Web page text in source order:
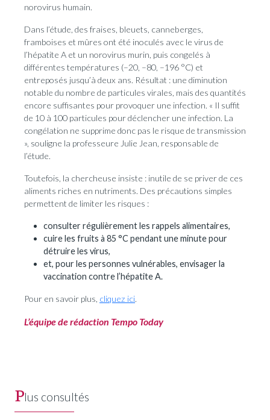
norovirus humain.
Dans l’étude, des fraises, bleuets, canneberges,
framboises et mûres ont été inoculés avec le virus de
l’hépatite A et un norovirus murin, puis congelés à
différentes températures (–20, –80, –196 °C) et
entreposés jusqu’à deux ans. Résultat : une diminution
notable du nombre de particules virales, mais des quantités
encore suffisantes pour provoquer une infection. « Il suffit
de 10 à 100 particules pour déclencher une infection. La
congélation ne supprime donc pas le risque de transmission
», souligne la professeure Julie Jean, responsable de
l’étude.
Toutefois, la chercheuse insiste : inutile de se priver de ces
aliments riches en nutriments. Des précautions simples
permettent de limiter les risques :
consulter régulièrement les rappels alimentaires,
cuire les fruits à 85 °C pendant une minute pour
détruire les virus,
et, pour les personnes vulnérables, envisager la
vaccination contre l’hépatite A.
Pour en savoir plus, cliquez ici.
L’équipe de rédaction Tempo Today
Plus consultés